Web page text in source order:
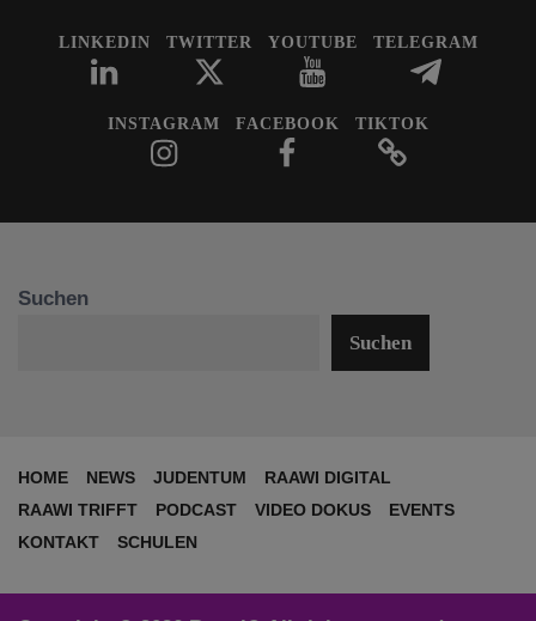
LINKEDIN TWITTER YOUTUBE TELEGRAM
INSTAGRAM FACEBOOK TIKTOK
Suchen
Suchen
HOME NEWS JUDENTUM
RAAWI DIGITAL
RAAWI TRIFFT
PODCAST VIDEO DOKUS
EVENTS
KONTAKT
SCHULEN